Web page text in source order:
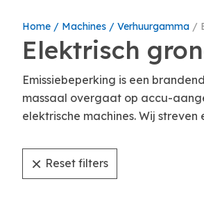
Home Machines Verhuurgamma
Elektrisch
Emissiebeperking is een
massaal overgaat op accu-
elektrische machines. Wij
Reset filters